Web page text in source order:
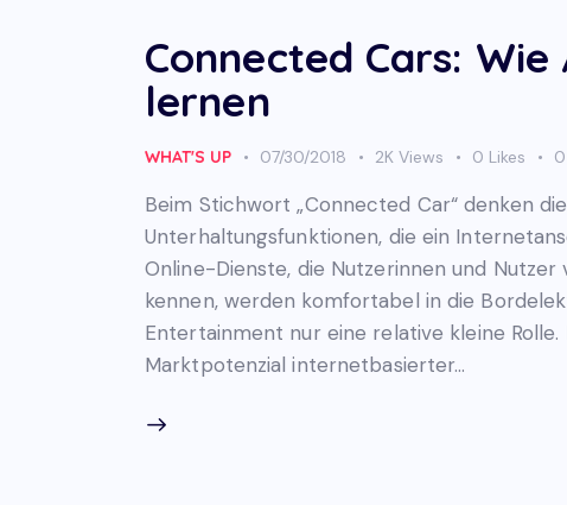
Connected Cars:
lernen
WHAT'S UP 07/30/2018 2K Views 0 Likes 0
Beim Stichwort „Connected Car“ denken
Unterhaltungsfunktionen, die ein
Online-Dienste, die Nutzerinnen und
kennen, werden komfortabel in die
Entertainment nur eine relative kleine
Marktpotenzial internetbasierter…